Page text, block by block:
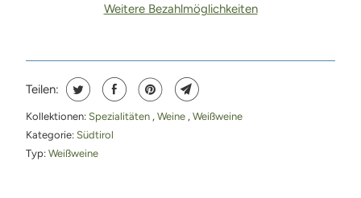
Weitere Bezahlmöglichkeiten
Teilen:
Kollektionen: Spezialitäten , Weine , Weißweine
Kategorie: Südtirol
Typ: Weißweine